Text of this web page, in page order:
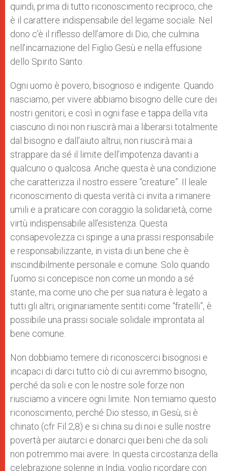
quindi, prima di tutto riconoscimento reciproco, che
è il carattere indispensabile del legame sociale. Nel
dono c’è il riflesso dell’amore di Dio, che culmina
nell’incarnazione del Figlio Gesù e nella effusione
dello Spirito Santo.
Ogni uomo è povero, bisognoso e indigente. Quando
nasciamo, per vivere abbiamo bisogno delle cure dei
nostri genitori, e così in ogni fase e tappa della vita
ciascuno di noi non riuscirà mai a liberarsi totalmente
dal bisogno e dall’aiuto altrui, non riuscirà mai a
strappare da sé il limite dell’impotenza davanti a
qualcuno o qualcosa. Anche questa è una condizione
che caratterizza il nostro essere “creature”. Il leale
riconoscimento di questa verità ci invita a rimanere
umili e a praticare con coraggio la solidarietà, come
virtù indispensabile all’esistenza. Questa
consapevolezza ci spinge a una prassi responsabile
e responsabilizzante, in vista di un bene che è
inscindibilmente personale e comune. Solo quando
l’uomo si concepisce non come un mondo a sé
stante, ma come uno che per sua natura è legato a
tutti gli altri, originariamente sentiti come “fratelli”, è
possibile una prassi sociale solidale improntata al
bene comune.
Non dobbiamo temere di riconoscerci bisognosi e
incapaci di darci tutto ciò di cui avremmo bisogno,
perché da soli e con le nostre sole forze non
riusciamo a vincere ogni limite. Non temiamo questo
riconoscimento, perché Dio stesso, in Gesù, si è
chinato (cfr Fil 2,8) e si china su di noi e sulle nostre
povertà per aiutarci e donarci quei beni che da soli
non potremmo mai avere. In questa circostanza della
celebrazione solenne in India, voglio ricordare con